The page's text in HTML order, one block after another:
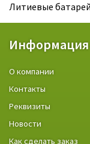
Литиевые
Информация
О компании
Контакты
Реквизиты
Новости
Как сделать заказ